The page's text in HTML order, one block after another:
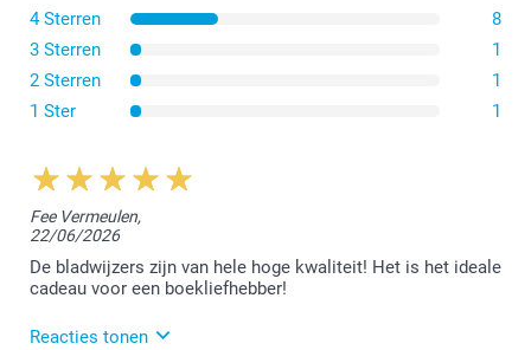
worden bevestigd.
4 Sterren
8
3 Sterren
1
2 Sterren
1
1 Ster
1
Fee Vermeulen,
22/06/2026
De bladwijzers zijn van hele hoge kwaliteit! Het is het ideale
cadeau voor een boekliefhebber!
Reacties tonen